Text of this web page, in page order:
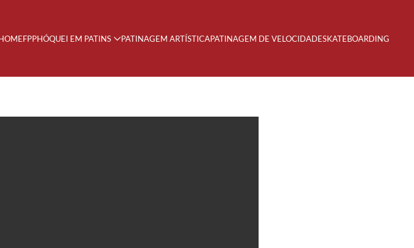
FPPHÓQUEI EM PATINS PATINAGEM ARTÍSTICAPATINAGEM DE VELOCIDADESKATEBOARDING